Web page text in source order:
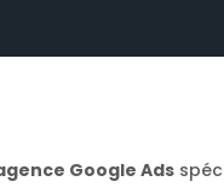
Google Ads